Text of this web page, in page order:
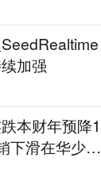
加强
本财年预降1
下滑在华少卖